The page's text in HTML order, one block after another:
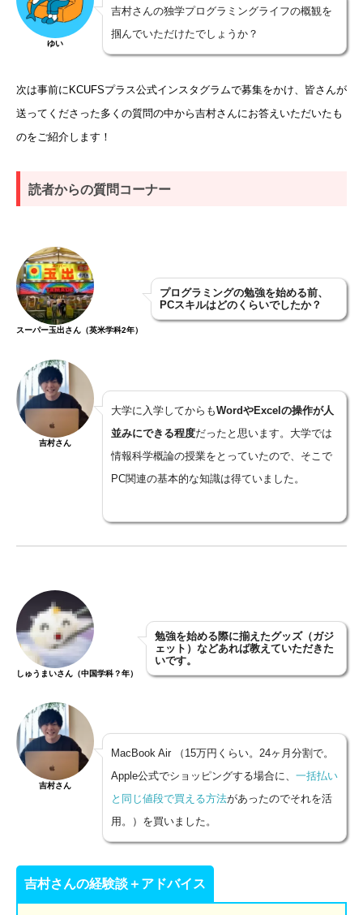
ゆい
吉村さんの独学プログラミングライフの概観を
掴んでいただけたでしょうか？
次は事前にKCUFSプラス公式インスタグラムで募集をかけ、皆さんが
送ってくださった多くの質問の中から吉村さんにお答えいただいたも
のをご紹介します！
読者からの質問コーナー
スーパー玉出さん（英米学科2年）
プログラミングの勉強を始める前、
PCスキルはどのくらいでしたか？
吉村さん
大学に入学してからもWordやExcelの操作が人
並みにできる程度だったと思います。大学では
情報科学概論の授業をとっていたので、そこで
PC関連の基本的な知識は得ていました。
しゅうまいさん（中国学科？年）
勉強を始める際に揃えたグッズ（ガジ
ェット）などあれば教えていただきた
いです。
吉村さん
MacBook Air （15万円くらい。24ヶ月分割で。
Apple公式でショッピングする場合に、 一括払い
と同じ値段で買える方法があったのでそれを活
用。）を買いました。
吉村さんの経験談＋アドバイス